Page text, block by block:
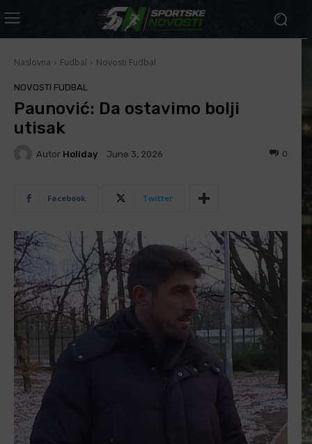
Naslovna Fudbal Novosti Fudbal
NOVOSTI FUDBAL
Paunović: Da ostavimo bolji
utisak
Autor Holiday June 3, 2026 0
Facebook Twitter